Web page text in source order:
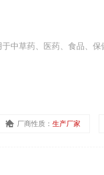
中草药、医药、食品、
厂商性质： 生产厂家